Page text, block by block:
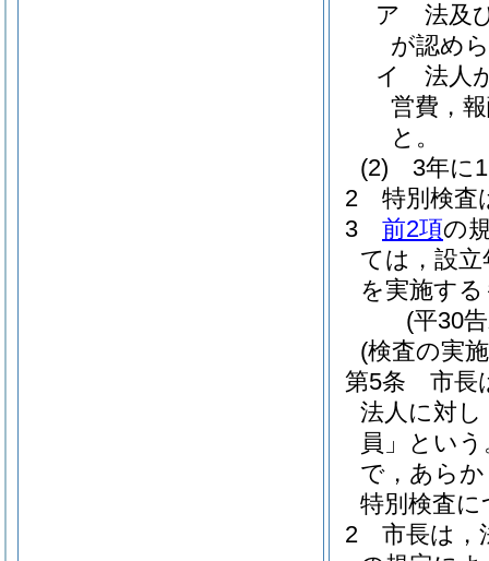
ア
法及
が認め
イ
法人
営費，
と。
(2)
3年
2
特別検査
3
前2項の
ては，設
を実施す
(平30
(検査の実
第5条
市長
法人に対し
員」という
で，あら
特別検査
2
市長は，